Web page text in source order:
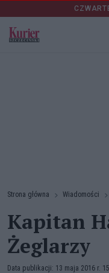
Strona główna Wiadomości
Kapitan
Żeglarzy
Data publikacji: 13 maja 2016 r.